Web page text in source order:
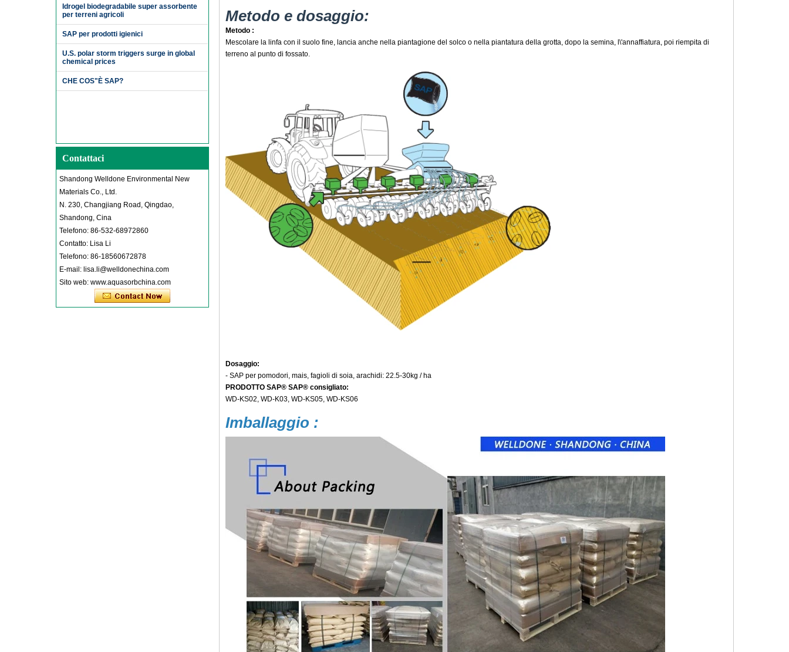
Idrogel biodegradabile super assorbente
per terreni agricoli
SAP per prodotti igienici
U.S. polar storm triggers surge in global
chemical prices
CHE COS"È SAP?
Contattaci
Shandong Welldone Environmental New
Materials Co., Ltd.
N. 230, Changjiang Road, Qingdao,
Shandong, Cina
Telefono: 86-532-68972860
Contatto: Lisa Li
Telefono: 86-18560672878
E-mail: lisa.li@welldonechina.com
Sito web: www.aquasorbchina.com
Metodo e dosaggio:
Metodo :
Mescolare la linfa con il suolo fine, lancia anche nella piantagione del solco o nella piantatura della grotta, dopo la semina, l\'annaffiatura, poi riempita di
terreno al punto di fossato.
Dosaggio:
- SAP per pomodori, mais, fagioli di soia, arachidi: 22.5-30kg / ha
PRODOTTO SAP® SAP® consigliato:
WD-KS02, WD-K03, WD-KS05, WD-KS06
Imballaggio :